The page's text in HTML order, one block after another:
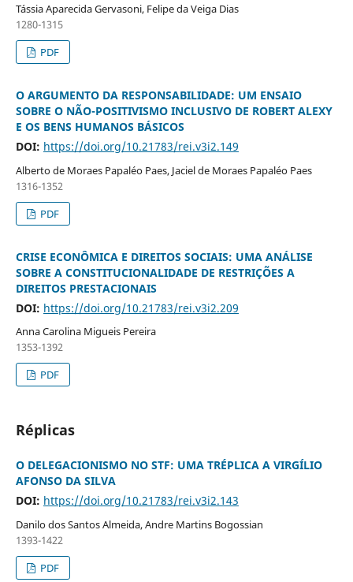
Tássia Aparecida Gervasoni, Felipe da Veiga Dias
1280-1315
PDF
O ARGUMENTO DA RESPONSABILIDADE: UM ENSAIO
SOBRE O NÃO-POSITIVISMO INCLUSIVO DE ROBERT ALEXY
E OS BENS HUMANOS BÁSICOS
DOI: https://doi.org/10.21783/rei.v3i2.149
Alberto de Moraes Papaléo Paes, Jaciel de Moraes Papaléo Paes
1316-1352
PDF
CRISE ECONÔMICA E DIREITOS SOCIAIS: UMA ANÁLISE
SOBRE A CONSTITUCIONALIDADE DE RESTRIÇÕES A
DIREITOS PRESTACIONAIS
DOI: https://doi.org/10.21783/rei.v3i2.209
Anna Carolina Migueis Pereira
1353-1392
PDF
Réplicas
O DELEGACIONISMO NO STF: UMA TRÉPLICA A VIRGÍLIO
AFONSO DA SILVA
DOI: https://doi.org/10.21783/rei.v3i2.143
Danilo dos Santos Almeida, Andre Martins Bogossian
1393-1422
PDF